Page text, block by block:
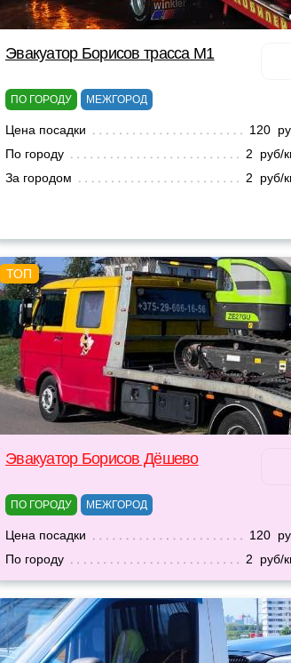
Эвакуатор Борисов трасса М1
ПО ГОРОДУ МЕЖГОРОД
Цена посадки
120
По городу
2 руб/
За городом
2 руб/
Эвакуатор Борисов Дёшево
ПО ГОРОДУ МЕЖГОРОД
Цена посадки
120
По городу
2 руб/